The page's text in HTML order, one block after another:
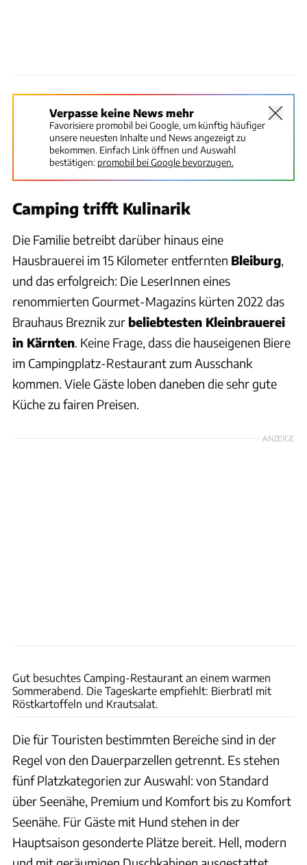
Verpasse keine News mehr
Favorisiere promobil bei Google, um künftig häufiger
unsere neuesten Inhalte und News angezeigt zu
bekommen. Einfach Link öffnen und Auswahl
bestätigen: promobil bei Google bevorzugen.
Camping trifft Kulinarik
Die Familie betreibt darüber hinaus eine
Hausbrauerei im 15 Kilometer entfernten Bleiburg,
und das erfolgreich: Die LeserInnen eines
renommierten Gourmet-Magazins kürten 2022 das
Brauhaus Breznik zur beliebtesten Kleinbrauerei
in Kärnten. Keine Frage, dass die hauseigenen Biere
im Campingplatz-Restaurant zum Ausschank
kommen. Viele Gäste loben daneben die sehr gute
Küche zu fairen Preisen.
ANZEIGE
Gut besuchtes Camping-Restaurant an einem warmen
Sommerabend. Die Tageskarte empfiehlt: Bierbratl mit
Röstkartoffeln und Krautsalat.
Die für Touristen bestimmten Bereiche sind in der
Regel von den Dauerparzellen getrennt. Es stehen
fünf Platzkategorien zur Auswahl: von Standard
über Seenähe, Premium und Komfort bis zu Komfort
Seenähe. Für Gäste mit Hund stehen in der
Hauptsaison gesonderte Plätze bereit. Hell, modern